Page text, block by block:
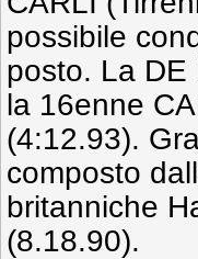
possibile
posto. La DE
la 16enne
(4:12.93).
composto
britanniche
(8.18.90).